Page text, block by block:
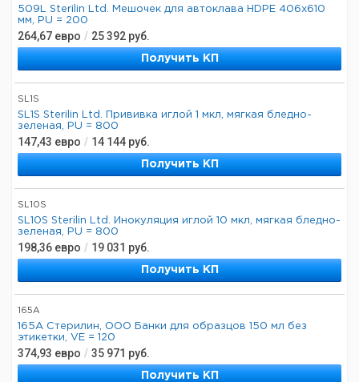
509L Sterilin Ltd. Мешочек для автоклава HDPE 406x610
мм, PU = 200
264,67 евро / 25 392 руб.
Получить КП
SL1S
SL1S Sterilin Ltd. Прививка иглой 1 мкл, мягкая бледно-
зеленая, PU = 800
147,43 евро / 14 144 руб.
Получить КП
SL10S
SL10S Sterilin Ltd. Инокуляция иглой 10 мкл, мягкая бледно-
зеленая, PU = 800
198,36 евро / 19 031 руб.
Получить КП
165A
165А Стерилин, ООО Банки для образцов 150 мл без
этикетки, VE = 120
374,93 евро / 35 971 руб.
Получить КП